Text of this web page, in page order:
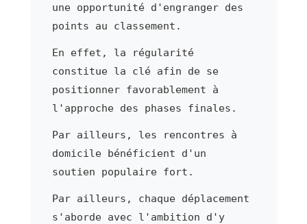
une opportunité d'engranger des
points au classement.
En effet, la régularité
constitue la clé afin de se
positionner favorablement à
l'approche des phases finales.
Par ailleurs, les rencontres à
domicile bénéficient d'un
soutien populaire fort.
Par ailleurs, chaque déplacement
s'aborde avec l'ambition d'y